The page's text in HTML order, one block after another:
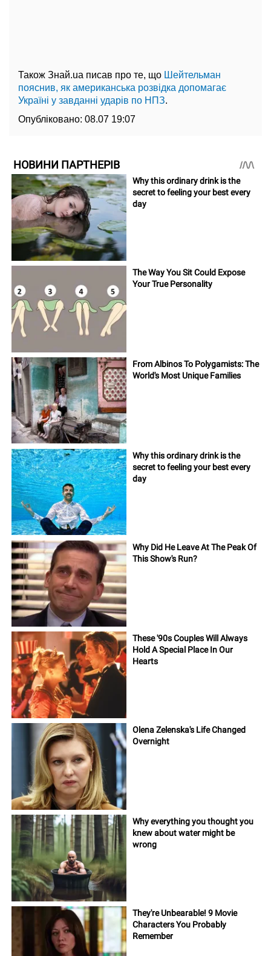
Також Знай.ua писав про те, що Шейтельман
пояснив, як американська розвідка допомагає
Україні у завданні ударів по НПЗ.
Опубліковано: 08.07 19:07